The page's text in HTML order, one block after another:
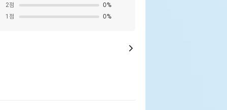
2점 0%
1 점 0%